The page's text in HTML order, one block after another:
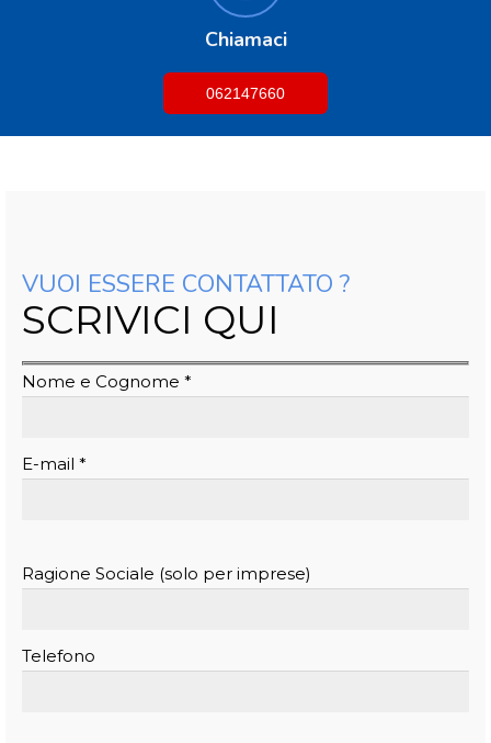
Chiamaci
062147660
VUOI ESSERE CONTATTATO ?
SCRIVICI QUI
Nome e Cognome *
E-mail *
Ragione Sociale (solo per imprese)
Telefono